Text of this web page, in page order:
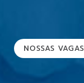
NOSSAS VAGAS